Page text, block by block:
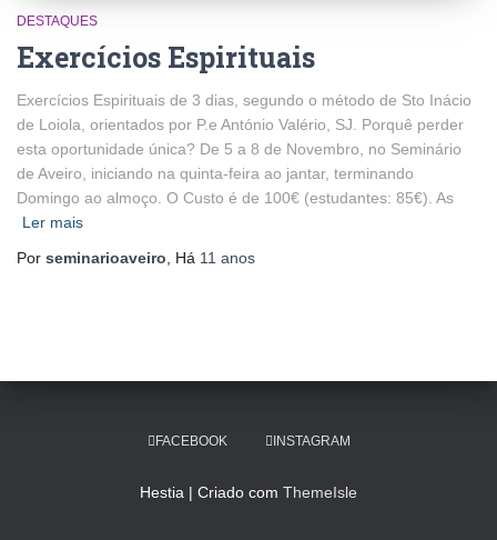
DESTAQUES
Exercícios Espirituais
Exercícios Espirituais de 3 dias, segundo o método de Sto Inácio
de Loiola, orientados por P.e António Valério, SJ. Porquê perder
esta oportunidade única? De 5 a 8 de Novembro, no Seminário
de Aveiro, iniciando na quinta-feira ao jantar, terminando
Domingo ao almoço. O Custo é de 100€ (estudantes: 85€). As
Ler mais
Por seminarioaveiro , Há 11 anos
FACEBOOK INSTAGRAM
Hestia | Criado com ThemeIsle